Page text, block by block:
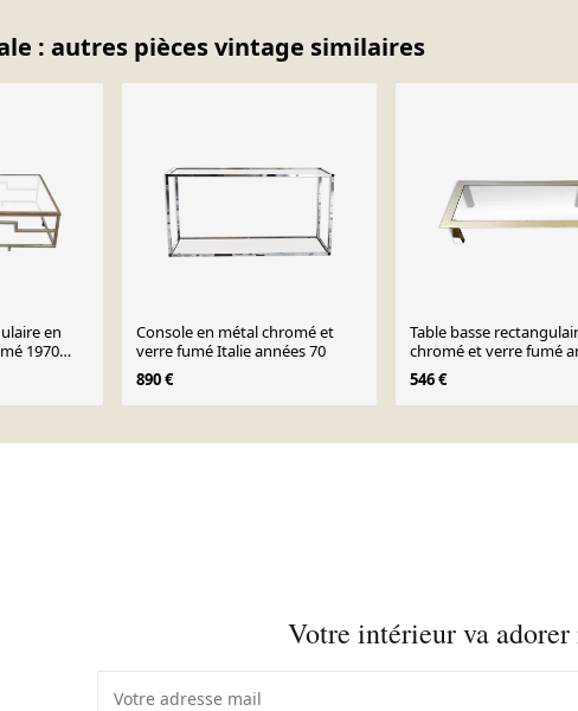
: autres pièces vintage similaires
en
1970
Console en métal chromé et
verre fumé Italie années 70
890 €
Table basse
chromé et verre fumé
70
546 €
Votre intérieur va